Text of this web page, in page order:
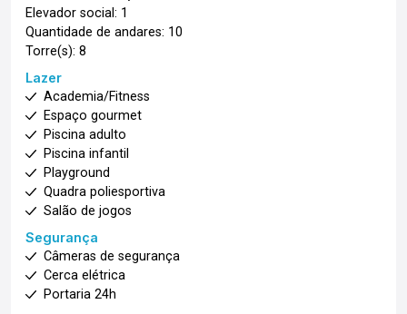
Elevador social: 1
Quantidade de andares: 10
Torre(s): 8
Lazer
Academia/Fitness
Espaço gourmet
Piscina adulto
Piscina infantil
Playground
Quadra poliesportiva
Salão de jogos
Segurança
Câmeras de segurança
Cerca elétrica
Portaria 24h